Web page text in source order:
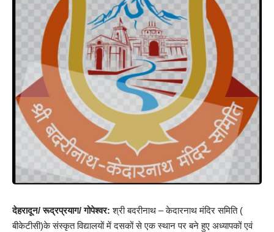
देहरादून/ रूद्रप्रयाग/ गोपेश्वर: श्री बदरीनाथ – केदारनाथ मंदिर समिति (
बीकेटीसी)के संस्कृत विद्यालयों में दसकों से एक स्थान पर बने हुए अध्यापकों एवं